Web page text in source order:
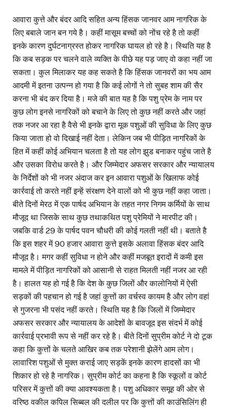
आवारा कुत्ते और बंदर आदि सहित अन्य हिंसक जानवर आम नागरिक के
लिए बबाले जान बन गये है। कहीं मासूम बच्चों को नोंच रहे है तो कहीं
इनके कारण दुर्घटनाग्रस्त होकर नागरिक घायल हो रहे है। स्थिति यह है
कि कब सड़क पर चलने वाले व्यक्ति के पीछे यह पड़ जाए वो कहा नहीं जा
सकता। कुल मिलाकर यह कह सकते है कि हिंसक जानवरों का भय आम
आदमी में इतना उत्पन्न हो गया है कि कई लोगों ने तो सुबह शाम की सैर
करना भी बंद कर दिया है। मजे की बात यह है कि पशु प्रेम के नाम पर
कुछ लोग इनसे नागरिकों को बचाने के लिए तो कुछ नहीं करते और जहां
तक नजर आ रहा है वैसे भी इनके द्वारा मूक पशुओं की सुविधा के लिए कुछ
किया जाता हो वो दिखाई नहीं देता। लेकिन जब भी पीड़ित नागरिकों के
हित में कहीं कोई अभियान चलता है तो यह लोग झुड बनाकर पहुंच जाते है
और उसका विरोध करते है। और जिम्मेदार अफसर सरकार और न्यायालय
के निर्देशों को भी नजर अंदाज कर इन आवारा पशुओं के खिलाफ कोई
कार्रवाई तो करते नहीं इन्हें संरक्षण देने वालों को भी कुछ नहीं कहा जाता।
बीते दिनों मेरठ में एक पार्षद अभियान के तहत नगर निगम कर्मियों के साथ
मौजूद था जिसके साथ कुछ तथाकथित पशु प्रेमियों ने मारपीट की।
जबकि वार्ड 29 के पार्षद पवन चौधरी की कोई गलती नहीं थी। बताते है
कि इस शहर में 90 हजार आवारा कुत्ते इसके अलावा हिंसक बंदर आदि
मौजूद है। मगर कहीं सुविधा न होने और कहीं मजबूत इरादों में कमी इस
मामले में पीड़ित नागरिकों को आसानी से राहत मिलती नहीं नजर आ रही
है। हालत यह हो गई है कि देश के कुछ जिलों और कालोनियों में ऐसी
सड़कों की पहचान हो गई है जहां कुत्तों का वर्चस्व कायम है और लोग वहां
से गुजरना भी पसंद नहीं करते। स्थिति यह है कि जिलों में जिम्मेदार
अफसर सरकार और न्यायालय के आदेशों के बावजूद इस संदर्भ में कोई
कार्रवाई प्रभावी रूप से नहीं कर रहे है। बीते दिनों सुप्रीम कोर्ट ने दो टूक
कहा कि कुत्तों के चलते आखिर कब तक परेशानी झेलेंगे आम लोग।
लावारिश पशुओं से मुक्त कराई जाए सड़कें इनके कारण हादसों का भी
शिकार हो रहे है नागरिक। सुप्रीम कोर्ट का कहना है कि स्कूलों व कोर्ट
परिसर में कुत्तों की क्या आवश्यकता है। पशु अधिकार समूह की ओर से
वरिष्ठ वकील कपिल सिब्बल की दलील पर कि कुत्तों की काउंसिलिंग ही